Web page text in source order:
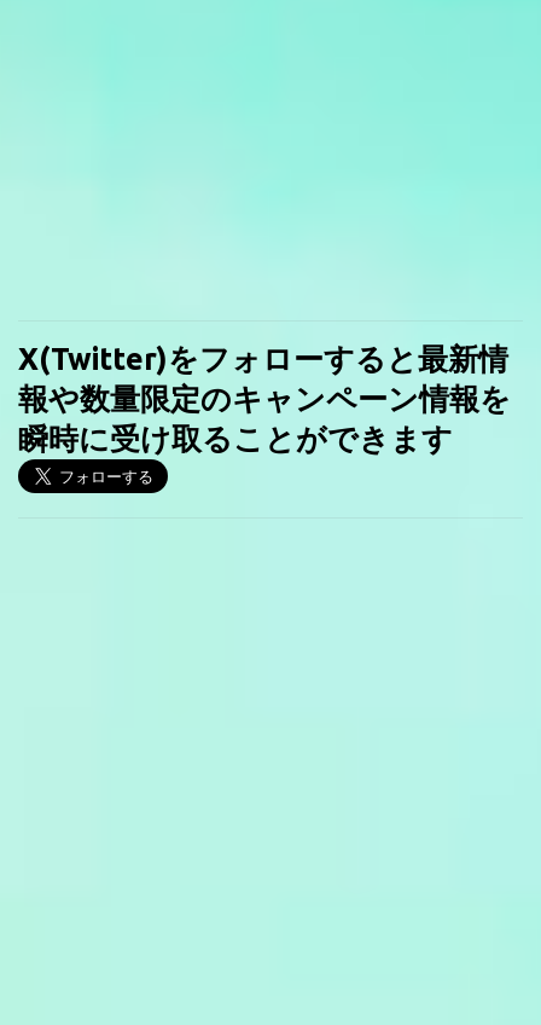
X(Twitter)をフォローすると最新情
報や数量限定のキャンペーン情報を
瞬時に受け取ることができます